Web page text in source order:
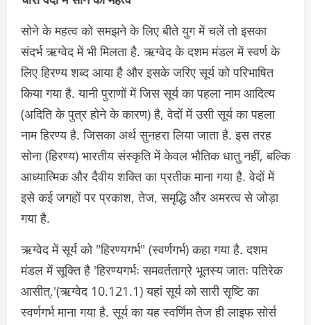
सोने के महत्व को समझने के लिए बीते युग में चलें तो इसका
संदर्भ ऋग्वेद में भी मिलता है. ऋग्वेद के दशम मंडल में स्वर्ण के
लिए हिरण्य शब्द आया है और इसके जरिए सूर्य को परिभाषित
किया गया है. यानी पुराणों में जिस सूर्य का पहला नाम आदित्य
(अदिति के पुत्र होने के कारण) है, वेदों में उसी सूर्य का पहला
नाम हिरण्य है. जिसका अर्थ सुनहरा लिया जाता है. इस तरह
सोना (हिरण्य) भारतीय संस्कृति में केवल भौतिक धातु नहीं, बल्कि
आध्यात्मिक और दैवीय शक्ति का प्रतीक माना गया है. वेदों में
इसे कई जगहों पर प्रकाश, तेज, समृद्धि और अमरत्व से जोड़ा
गया है.
ऋग्वेद में सूर्य को "हिरण्यगर्भ" (स्वर्णगर्भ) कहा गया है. दशम
मंडल में सूक्ति है 'हिरण्यगर्भः समवर्तताग्रे भूतस्य जातः पतिरेक
आसीत्.'(ऋग्वेद 10.121.1) यहां सूर्य को सारी सृष्टि का
स्वर्णगर्भ माना गया है. सूर्य का यह स्वर्णिम तेज ही लाइफ सोर्स